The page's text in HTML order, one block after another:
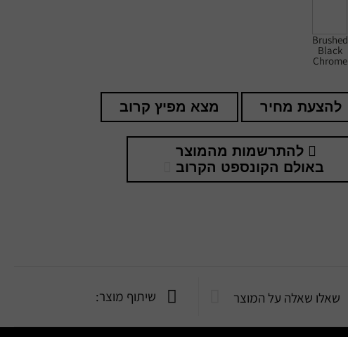
Brushed
Black
Chrome
להצעת מחיר מצא מפיץ קרוב
להתרשמות מהמוצר
באולם הקונספט הקרוב
שאלו שאלה על המוצר שיתוף מוצר: